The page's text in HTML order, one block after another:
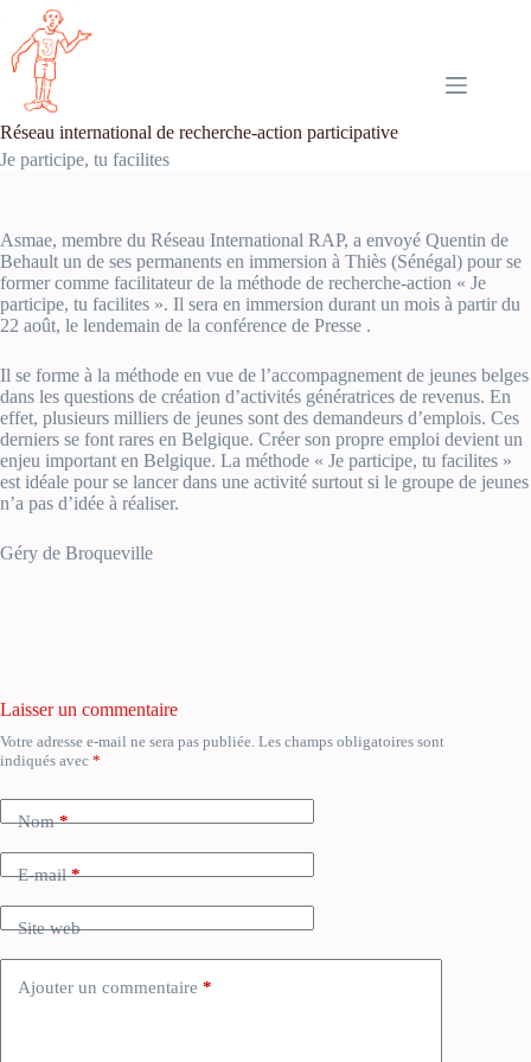
Passer
contenu
Réseau international de recherche-action participative
Je participe, tu facilites
Asmae, membre du Réseau International RAP, a envoyé Quentin de
Behault un de ses permanents en immersion à Thiès (Sénégal) pour se
former comme facilitateur de la méthode de recherche-action « Je
participe, tu facilites ». Il sera en immersion durant un mois à partir du
22 août, le lendemain de la conférence de Presse .
Il se forme à la méthode en vue de l’accompagnement de jeunes belges
dans les questions de création d’activités génératrices de revenus. En
effet, plusieurs milliers de jeunes sont des demandeurs d’emplois. Ces
derniers se font rares en Belgique. Créer son propre emploi devient un
enjeu important en Belgique. La méthode « Je participe, tu facilites »
est idéale pour se lancer dans une activité surtout si le groupe de jeunes
n’a pas d’idée à réaliser.
Géry de Broqueville
Laisser un commentaire
Votre adresse e-mail ne sera pas publiée. Les champs obligatoires sont
indiqués avec *
Nom*
E-mail*
Site web
Ajouter un commentaire *
A
l
r
n
v
e